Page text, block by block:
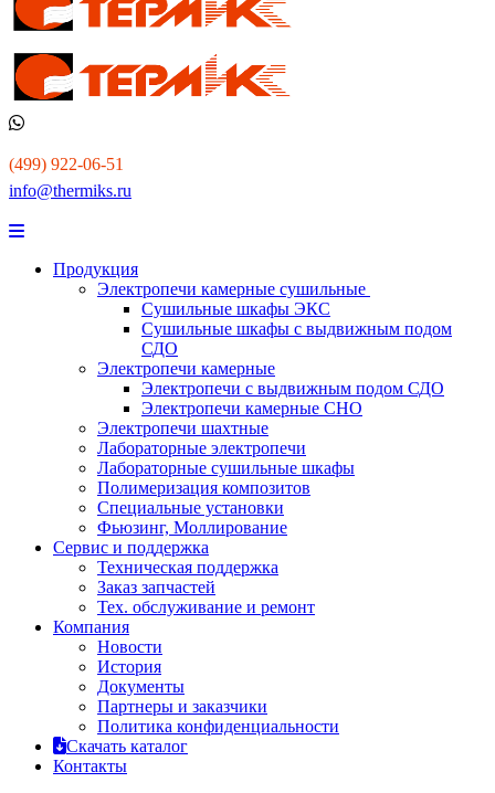
(499) 922-06-51
info@thermiks.ru
Продукция
Электропечи камерные сушильные
Сушильные шкафы ЭКС
Сушильные шкафы с выдвижным подом
СДО
Электропечи камерные
Электропечи с выдвижным подом СДО
Электропечи камерные СНО
Электропечи шахтные
Лабораторные электропечи
Лабораторные сушильные шкафы
Полимеризация композитов
Специальные установки
Фьюзинг, Моллирование
Сервис и поддержка
Техническая поддержка
Заказ запчастей
Тех. обслуживание и ремонт
Компания
Новости
История
Документы
Партнеры и заказчики
Политика конфиденциальности
Скачать каталог
Контакты